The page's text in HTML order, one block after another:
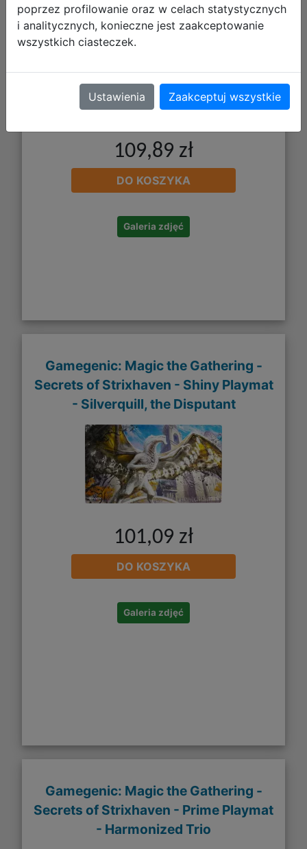
109,89 zł
DO KOSZYKA
Galeria zdjęć
Gamegenic: Magic the Gathering -
Secrets of Strixhaven - Shiny Playmat
- Silverquill, the Disputant
101,09 zł
DO KOSZYKA
Galeria zdjęć
Gamegenic: Magic the Gathering -
Secrets of Strixhaven - Prime Playmat
- Harmonized Trio
poprzez profilowanie oraz w celach statystycznych
i analitycznych, konieczne jest zaakceptowanie
wszystkich ciasteczek.
Ustawienia Zaakceptuj wszystkie